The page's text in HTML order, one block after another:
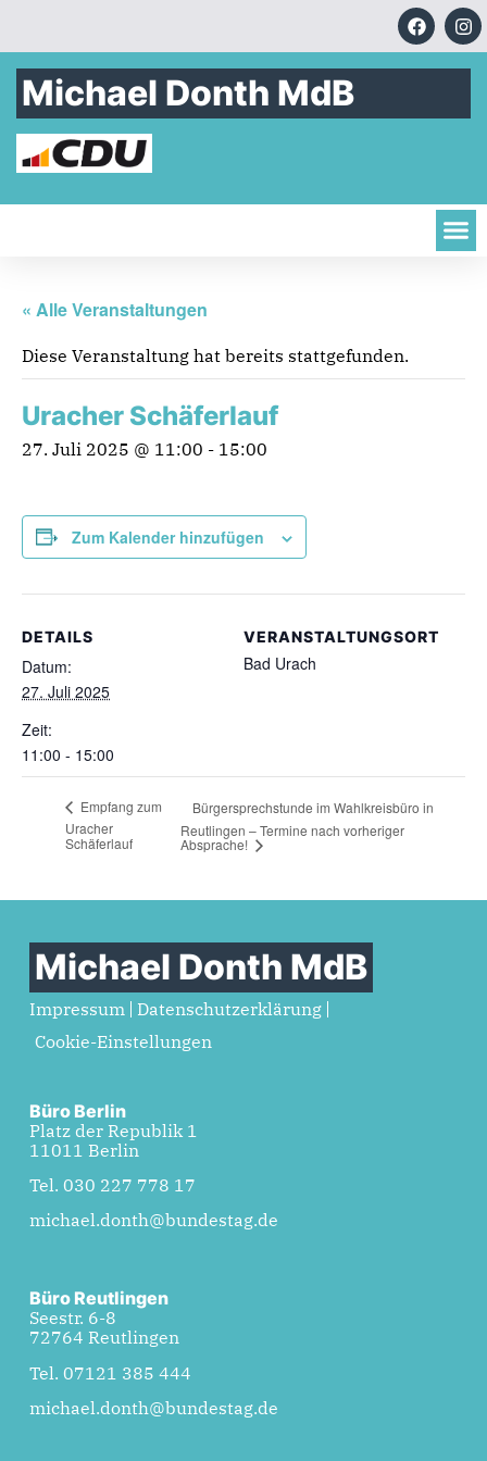
Michael Donth MdB
« Alle Veranstaltungen
Diese Veranstaltung hat bereits stattgefunden.
Uracher Schäferlauf
27. Juli 2025 @ 11:00 - 15:00
Zum Kalender hinzufügen
DETAILS
Datum:
27. Juli 2025
Zeit:
11:00 - 15:00
VERANSTALTUNGSORT
Bad Urach
Empfang zum
Uracher
Schäferlauf
Bürgersprechstunde im Wahlkreisbüro in
Reutlingen – Termine nach vorheriger
Absprache!
Michael Donth MdB
Impressum
Datenschutzerklärung
Cookie-Einstellungen
Büro Berlin
Platz der Republik 1
11011 Berlin
Tel. 030 227 778 17
michael.donth@bundestag.de
Büro Reutlingen
Seestr. 6-8
72764 Reutlingen
Tel. 07121 385 444
michael.donth@bundestag.de